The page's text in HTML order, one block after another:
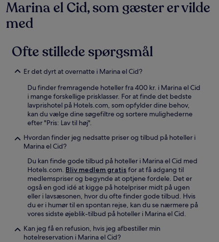
vilkår
kan
gælde.
Marina el Cid, som gæster er vilde
med
Ofte stillede spørgsmål
Er det dyrt at overnatte i Marina el Cid?
Du finder fremragende hoteller fra 400 kr. i Marina el Cid
i mange forskellige prisklasser. For at finde det bedste
lavprishotel på Hotels.com, som opfylder dine behov,
kan du vælge dine søgefiltre og sortere mulighederne
efter "Pris: Lav til høj".
Hvordan finder jeg nedsatte priser og tilbud på hoteller i
Marina el Cid?
Du kan finde gode tilbud på hoteller i Marina el Cid med
Hotels.com. Bliv medlem gratis for at få adgang til
medlemspriser og begynde at optjene fordele. Det er
også en god idé at kigge på hotelpriser midt på ugen
eller i lavsæsonen, hvor du ofte finder gode tilbud. Hvis
du er i humør til en spontan rejse, kan du se nærmere på
vores sidste øjeblik-tilbud på hoteller i Marina el Cid.
Kan jeg få en refusion, hvis jeg afbestiller min
hotelreservation i Marina el Cid?